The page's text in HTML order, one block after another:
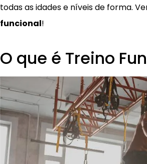
todas as idades e níveis de forma.
funcional!
O que é Treino